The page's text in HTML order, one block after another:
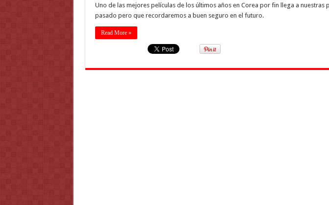
Uno de las mejores películas de los últimos años en Corea por fin llega a nuestras
pasado pero que recordaremos a buen seguro en el futuro.
Read More »